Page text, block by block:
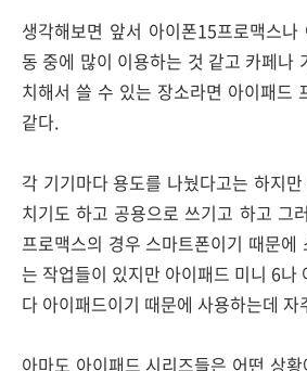
생각해보면 앞서 아이폰15프로맥스
동 중에 많이 이용하는 것 같고 카페나
치해서 쓸 수 있는 장소라면 아이패드
같다.
각 기기마다 용도를 나눴다고는 하지
치기도 하고 공용으로 쓰기고 하고 그
프로맥스의 경우 스마트폰이기 때문에
는 작업들이 있지만 아이패드 미니 6나
다 아이패드이기 때문에 사용하는데 자
아마도 아이패드 시리즈들은 어떤 상